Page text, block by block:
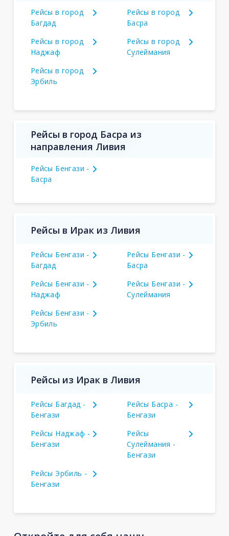
Рейсы в город
Багдад
Рейсы в город
Басра
Рейсы в город
Наджаф
Рейсы в город
Сулеймания
Рейсы в город
Эрбиль
Рейсы в город Басра из
направления Ливия
Рейсы Бенгази -
Басра
Рейсы в Ирак из Ливия
Рейсы Бенгази -
Багдад
Рейсы Бенгази -
Басра
Рейсы Бенгази -
Наджаф
Рейсы Бенгази -
Сулеймания
Рейсы Бенгази -
Эрбиль
Рейсы из Ирак в Ливия
Рейсы Багдад -
Бенгази
Рейсы Басра -
Бенгази
Рейсы Наджаф -
Бенгази
Рейсы
Сулеймания -
Бенгази
Рейсы Эрбиль -
Бенгази